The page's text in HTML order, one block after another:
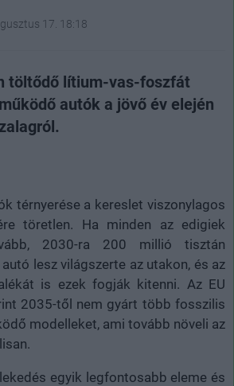
17. 18:18
töltődő lítium-vas-foszfát
autók a jövő év elején
térnyerése a kereslet viszonylagos
töretlen. Ha minden az edigiek
2030-ra 200 millió tisztán
lesz világszerte az utakon, és az
is ezek fogják kitenni. Az EU
2035-től nem gyárt több fosszilis
modelleket, ami tovább növeli az
egyik legfontosabb eleme és